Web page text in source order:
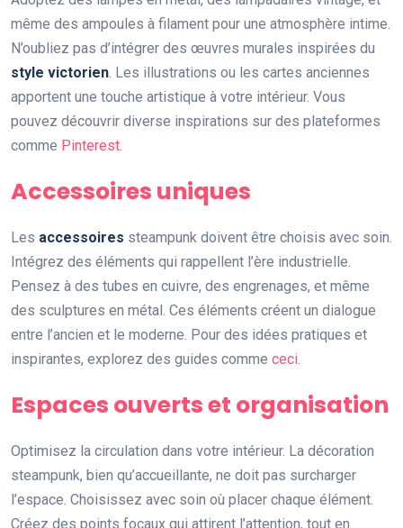
même des ampoules à filament pour une atmosphère intime.
N’oubliez pas d’intégrer des œuvres murales inspirées du
style victorien. Les illustrations ou les cartes anciennes
apportent une touche artistique à votre intérieur. Vous
pouvez découvrir diverse inspirations sur des plateformes
comme Pinterest.
Accessoires uniques
Les accessoires steampunk doivent être choisis avec soin.
Intégrez des éléments qui rappellent l’ère industrielle.
Pensez à des tubes en cuivre, des engrenages, et même
des sculptures en métal. Ces éléments créent un dialogue
entre l’ancien et le moderne. Pour des idées pratiques et
inspirantes, explorez des guides comme ceci.
Espaces ouverts et organisation
Optimisez la circulation dans votre intérieur. La décoration
steampunk, bien qu’accueillante, ne doit pas surcharger
l’espace. Choisissez avec soin où placer chaque élément.
Créez des points focaux qui attirent l’attention, tout en